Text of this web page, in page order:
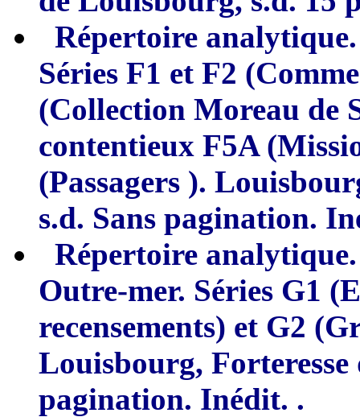
Répertoire
Séries F1 et F2
(Collection Moreau de
contentieux F5A (
(Passagers ).
s.d. Sans pagination.
Répertoire analytiq
Outre-mer. Séries G1
recensements) et G2
Louisbourg,
pagination. Inédit. .